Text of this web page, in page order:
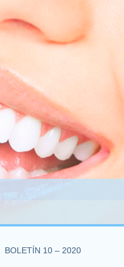
BOLETÍN 10 – 2020